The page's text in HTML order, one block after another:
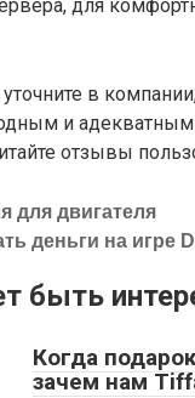
для
в
и
отзывы
для двигателя
деньги на игре
быть
Когда
зачем нам